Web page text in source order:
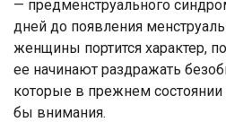
— предменструального
дней до появления
женщины портится характер,
ее начинают раздражать
которые в прежнем
бы внимания.